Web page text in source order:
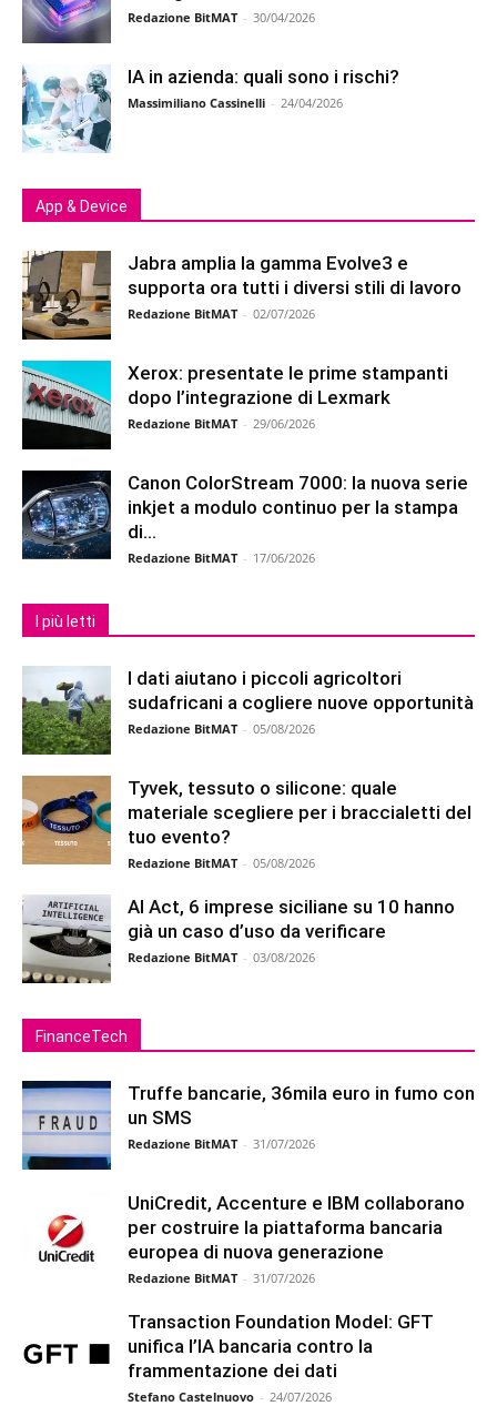
Redazione BitMAT - 30/04/2026
IA in azienda: quali sono i rischi?
Massimiliano Cassinelli - 24/04/2026
App & Device
Jabra amplia la gamma Evolve3 e
supporta ora tutti i diversi stili di lavoro
Redazione BitMAT - 02/07/2026
Xerox: presentate le prime stampanti
dopo l’integrazione di Lexmark
Redazione BitMAT - 29/06/2026
Canon ColorStream 7000: la nuova serie
inkjet a modulo continuo per la stampa
di...
Redazione BitMAT - 17/06/2026
I più letti
I dati aiutano i piccoli agricoltori
sudafricani a cogliere nuove opportunità
Redazione BitMAT - 05/08/2026
Tyvek, tessuto o silicone: quale
materiale scegliere per i braccialetti del
tuo evento?
Redazione BitMAT - 05/08/2026
AI Act, 6 imprese siciliane su 10 hanno
già un caso d’uso da verificare
Redazione BitMAT - 03/08/2026
FinanceTech
Truffe bancarie, 36mila euro in fumo con
un SMS
Redazione BitMAT - 31/07/2026
UniCredit, Accenture e IBM collaborano
per costruire la piattaforma bancaria
europea di nuova generazione
Redazione BitMAT - 31/07/2026
Transaction Foundation Model: GFT
unifica l’IA bancaria contro la
frammentazione dei dati
Stefano Castelnuovo - 24/07/2026